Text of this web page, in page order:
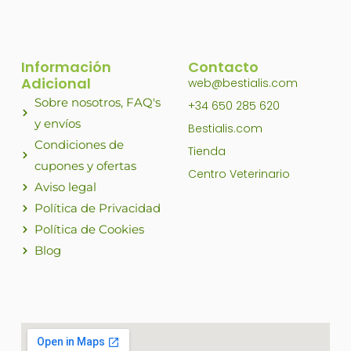
Información
Adicional
Sobre nosotros, FAQ's
y envíos
Condiciones de
cupones y ofertas
Aviso legal
Política de Privacidad
Política de Cookies
Blog
Contacto
web@bestialis.com
+34 650 285 620
Bestialis.com
Tienda
Centro Veterinario